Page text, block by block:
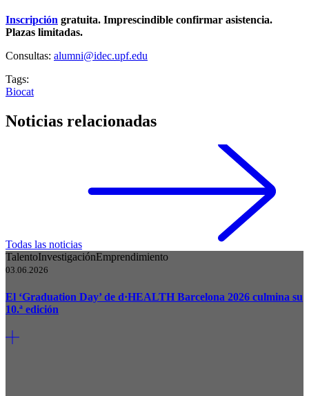
Inscripción gratuita. Imprescindible confirmar asistencia.
Plazas limitadas.
Consultas: alumni@idec.upf.edu
Tags:
Biocat
Noticias relacionadas
Todas las noticias
TalentoInvestigaciónEmprendimiento
03.06.2026
El ‘Graduation Day’ de d·HEALTH Barcelona 2026 culmina su
10.ª edición